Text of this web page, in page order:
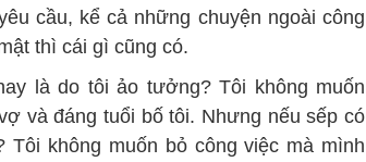
cầu, kể cả những chuyện ngoài công
thì cái gì cũng có.
là do tôi ảo tưởng? Tôi không muốn
và đáng tuổi bố tôi. Nhưng nếu sếp có
Tôi không muốn bỏ công việc mà mình